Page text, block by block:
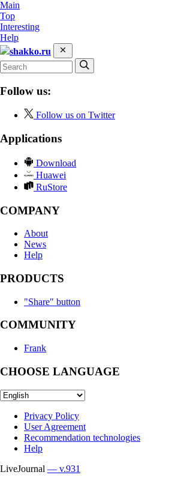
Main
Top
Interesting
Help
shakko.ru
Follow us:
Follow us on Twitter
Applications
Download
Huawei
RuStore
COMPANY
About
News
Help
PRODUCTS
"Share" button
COMMUNITY
Frank
CHOOSE LANGUAGE
Privacy Policy
User Agreement
Recommendation technologies
Help
LiveJournal — v.931